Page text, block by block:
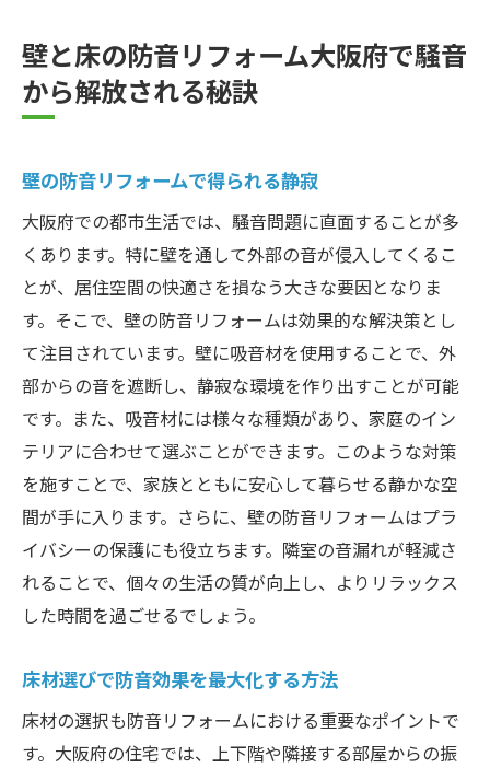
壁と床の防音リフォーム大阪府で騒音
から解放される秘訣
壁の防音リフォームで得られる静寂
大阪府での都市生活では、騒音問題に直面することが多
くあります。特に壁を通して外部の音が侵入してくるこ
とが、居住空間の快適さを損なう大きな要因となりま
す。そこで、壁の防音リフォームは効果的な解決策とし
て注目されています。壁に吸音材を使用することで、外
部からの音を遮断し、静寂な環境を作り出すことが可能
です。また、吸音材には様々な種類があり、家庭のイン
テリアに合わせて選ぶことができます。このような対策
を施すことで、家族とともに安心して暮らせる静かな空
間が手に入ります。さらに、壁の防音リフォームはプラ
イバシーの保護にも役立ちます。隣室の音漏れが軽減さ
れることで、個々の生活の質が向上し、よりリラックス
した時間を過ごせるでしょう。
床材選びで防音効果を最大化する方法
床材の選択も防音リフォームにおける重要なポイントで
す。大阪府の住宅では、上下階や隣接する部屋からの振